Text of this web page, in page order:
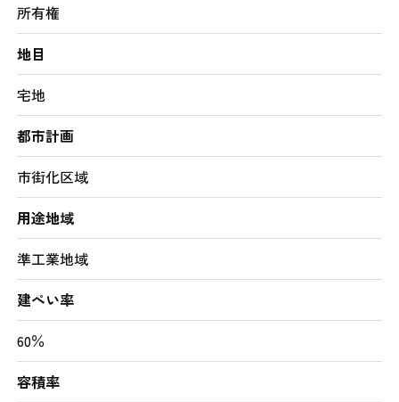
所有権
地目
宅地
都市計画
市街化区域
用途地域
準工業地域
建ぺい率
60％
容積率